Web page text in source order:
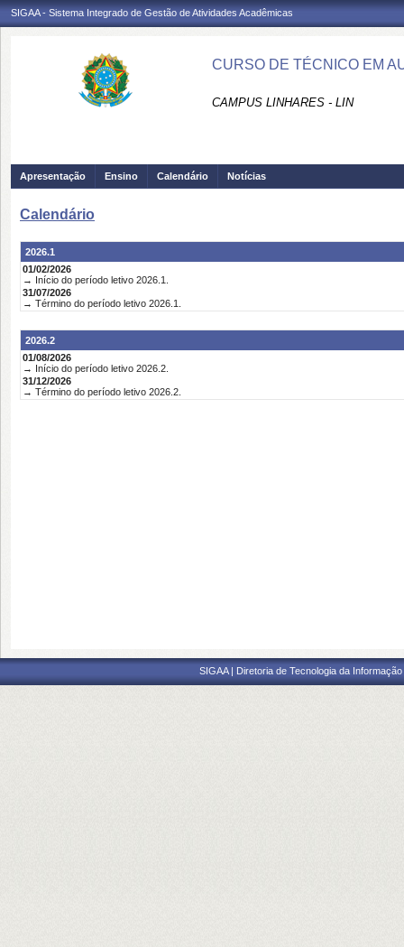
SIGAA - Sistema Integrado de Gestão de Atividades Acadêmicas
CURSO DE TÉCNICO EM
CAMPUS LINHARES - LIN
Apresentação Ensino Calendário Notícias
Calendário
2026.1
01/02/2026
→ Início do período letivo 2026.1.
31/07/2026
→ Término do período letivo 2026.1.
2026.2
01/08/2026
→ Início do período letivo 2026.2.
31/12/2026
→ Término do período letivo 2026.2.
SIGAA | Diretoria de Tecnologia da